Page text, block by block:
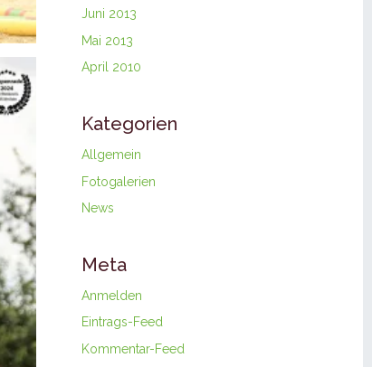
Juni 2013
Mai 2013
April 2010
Kategorien
Allgemein
Fotogalerien
News
Meta
Anmelden
Eintrags-Feed
Kommentar-Feed